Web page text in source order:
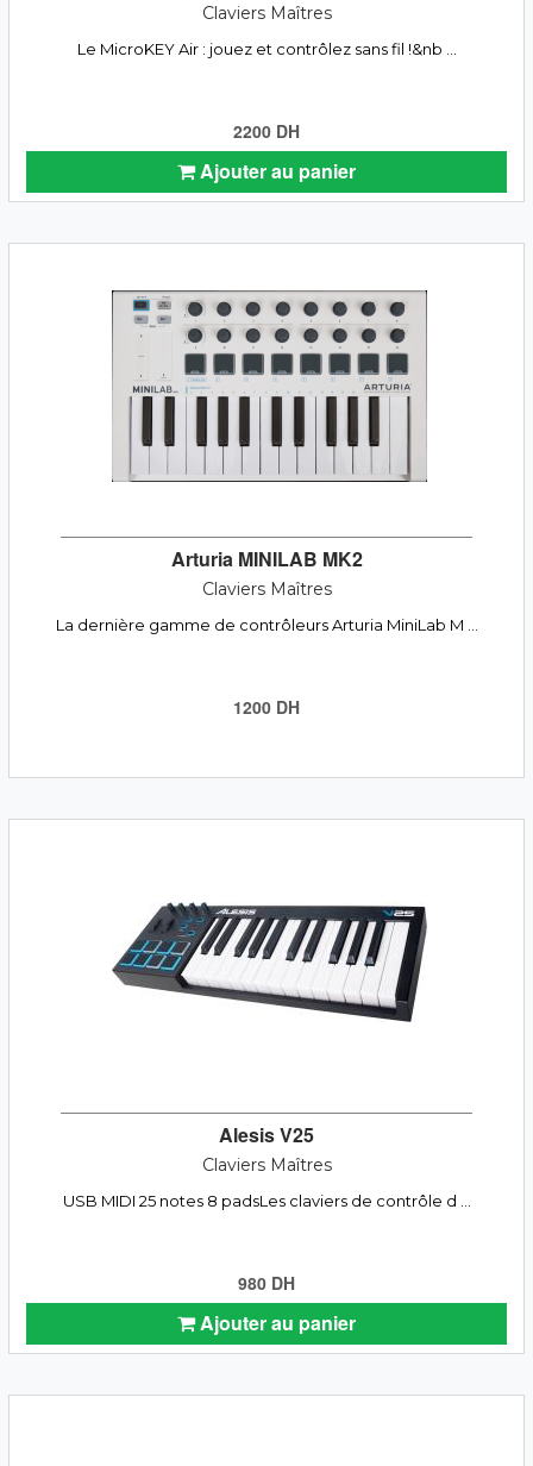
Claviers Maîtres
Le MicroKEY Air : jouez et contrôlez sans fil !&nb ...
2200 DH
Ajouter au panier
Arturia MINILAB MK2
Claviers Maîtres
La dernière gamme de contrôleurs Arturia MiniLab M ...
1200 DH
Alesis V25
Claviers Maîtres
USB MIDI 25 notes 8 padsLes claviers de contrôle d ...
980 DH
Ajouter au panier